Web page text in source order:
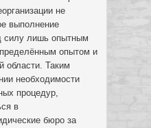
не
выполнение
силу лишь опытным
опытом и
области. Таким
необходимости
процедур,
в
бюро за